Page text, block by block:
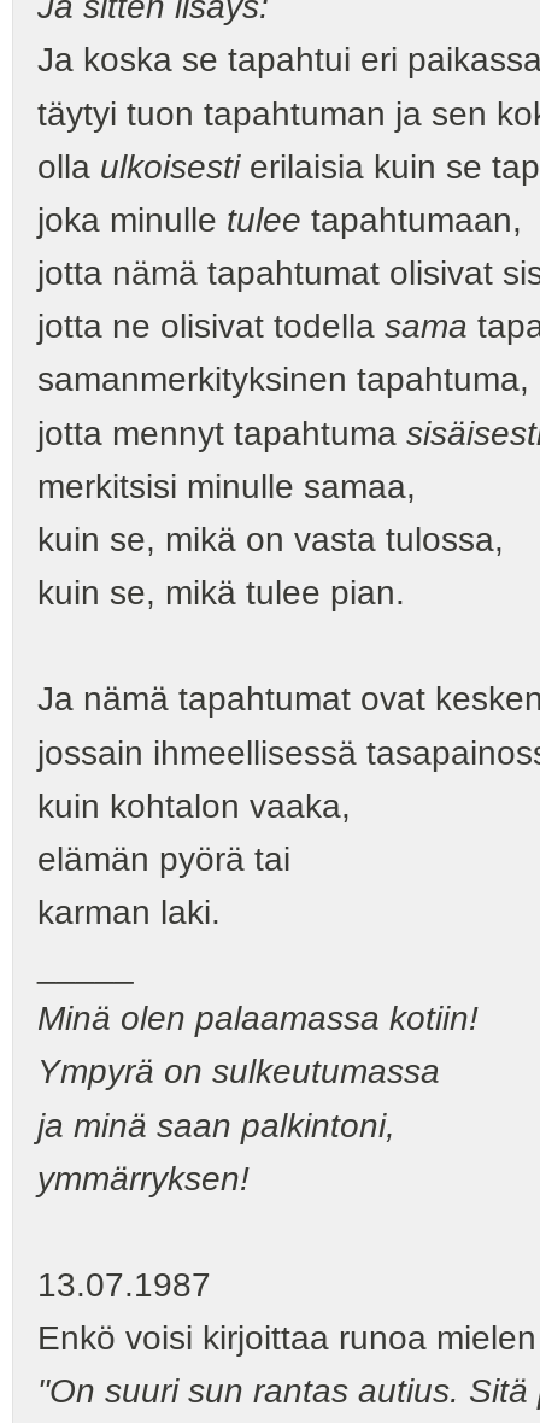
Ja koska se tapahtui eri
täytyi tuon tapahtuman ja sen
olla ulkoisestierilaisia kuin se
joka minulle tulee tapahtumaan,
jotta nämä tapahtumat olisivat
jotta ne olisivat todella sama
samanmerkityksinen tapahtuma,
jotta mennyt tapahtuma
merkitsisi minulle samaa,
kuin se, mikä on vasta tulossa,
kuin se, mikä tulee pian.
Ja nämä tapahtumat ovat
jossain ihmeellisessä
kuin kohtalon vaaka,
elämän pyörä tai
karman laki.
Minä olen palaamassa kotiin!
Ympyrä on sulkeutumassa
ja minä saan palkintoni,
ymmärryksen!
13.07.1987
Enkö voisi kirjoittaa runoa
"On suuri sun rantas autius.